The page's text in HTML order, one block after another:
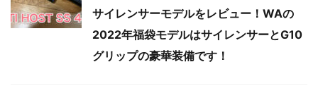
サイレンサーモデルをレビュー！WAの
2022年福袋モデルはサイレンサーとG10
グリップの豪華装備です！